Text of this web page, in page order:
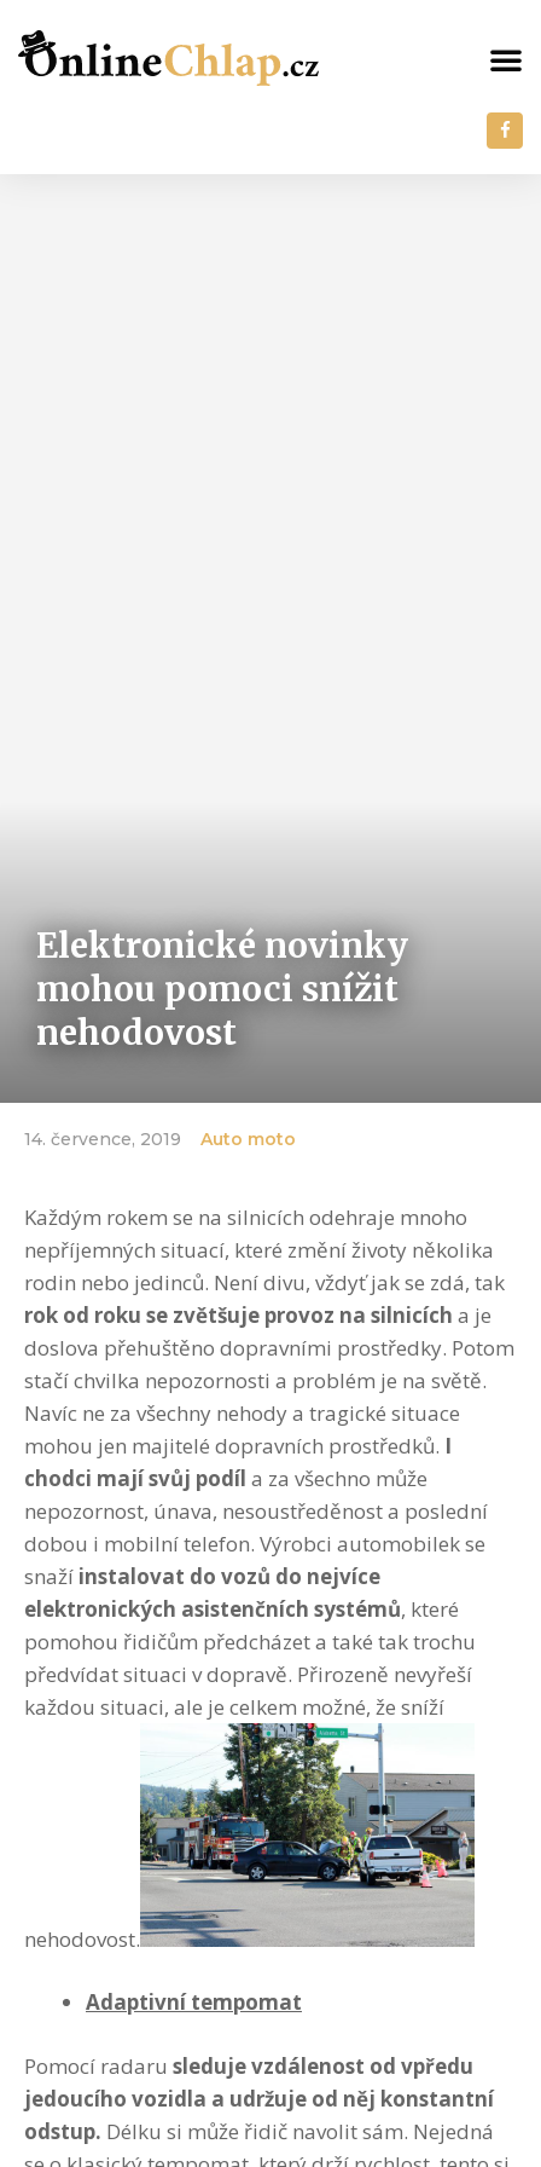
Elektronické novinky
mohou pomoci snížit
nehodovost
14. července, 2019 Auto moto
Každým rokem se na silnicích odehraje mnoho
nepříjemných situací, které změní životy několika
rodin nebo jedinců. Není divu, vždyť jak se zdá, tak
rok od roku se zvětšuje provoz na silnicích a je
doslova přehuštěno dopravními prostředky. Potom
stačí chvilka nepozornosti a problém je na světě.
Navíc ne za všechny nehody a tragické situace
mohou jen majitelé dopravních prostředků. I
chodci mají svůj podíl a za všechno může
nepozornost, únava, nesoustředěnost a poslední
dobou i mobilní telefon. Výrobci automobilek se
snaží instalovat do vozů do nejvíce
elektronických asistenčních systémů, které
pomohou řidičům předcházet a také tak trochu
předvídat situaci v dopravě. Přirozeně nevyřeší
každou situaci, ale je celkem možné, že sníží
nehodovost.
Adaptivní tempomat
Pomocí radaru sleduje vzdálenost od vpředu
jedoucího vozidla a udržuje od něj konstantní
odstup. Délku si může řidič navolit sám. Nejedná